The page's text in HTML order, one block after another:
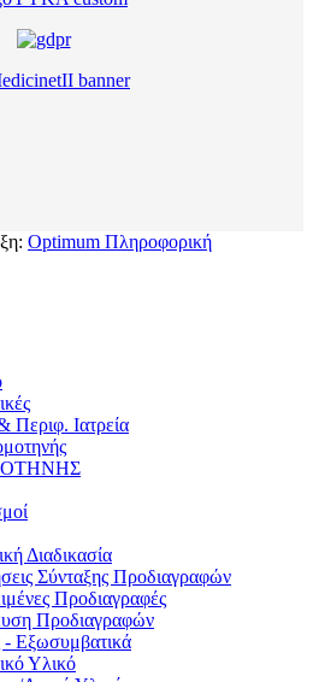
Optimum Πληροφορική
Περιφ. Ιατρεία
Διαδικασία
Σύνταξης Προδιαγραφών
Προδιαγραφές
Προδιαγραφών
Εξωσυμβατικά
Υλικό